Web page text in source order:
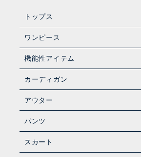
トップス
ワンピース
機能性アイテム
カーディガン
アウター
パンツ
スカート